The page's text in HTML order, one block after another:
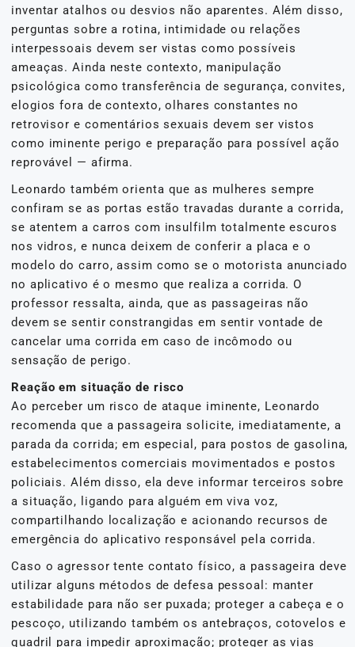
inventar atalhos ou desvios não aparentes. Além disso,
perguntas sobre a rotina, intimidade ou relações
interpessoais devem ser vistas como possíveis
ameaças. Ainda neste contexto, manipulação
psicológica como transferência de segurança, convites,
elogios fora de contexto, olhares constantes no
retrovisor e comentários sexuais devem ser vistos
como iminente perigo e preparação para possível ação
reprovável — afirma.
Leonardo também orienta que as mulheres sempre
confiram se as portas estão travadas durante a corrida,
se atentem a carros com insulfilm totalmente escuros
nos vidros, e nunca deixem de conferir a placa e o
modelo do carro, assim como se o motorista anunciado
no aplicativo é o mesmo que realiza a corrida. O
professor ressalta, ainda, que as passageiras não
devem se sentir constrangidas em sentir vontade de
cancelar uma corrida em caso de incômodo ou
sensação de perigo.
Reação em situação de risco
Ao perceber um risco de ataque iminente, Leonardo
recomenda que a passageira solicite, imediatamente, a
parada da corrida; em especial, para postos de gasolina,
estabelecimentos comerciais movimentados e postos
policiais. Além disso, ela deve informar terceiros sobre
a situação, ligando para alguém em viva voz,
compartilhando localização e acionando recursos de
emergência do aplicativo responsável pela corrida.
Caso o agressor tente contato físico, a passageira deve
utilizar alguns métodos de defesa pessoal: manter
estabilidade para não ser puxada; proteger a cabeça e o
pescoço, utilizando também os antebraços, cotovelos e
quadril para impedir aproximação; proteger as vias